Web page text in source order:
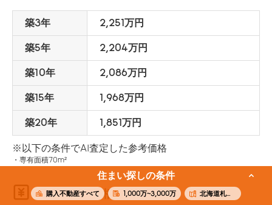
築3年 2,251万円
築5年 2,204万円
築10年 2,086万円
築15年 1,968万円
築20年 1,851万円
※以下の条件でAI査定した参考価格
専有面積70m²
面積別の価格相場
住まい探しの条件
購入不動産すべて 1,000万~3,000万 北海道札幌市東区伏古九条